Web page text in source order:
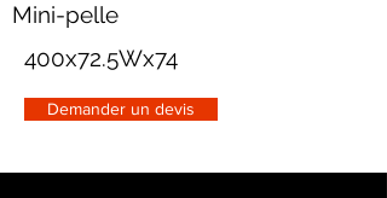
Mini-pelle
400x72.5Wx74
Demander un devis